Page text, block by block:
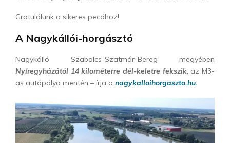
Gratulálunk a sikeres pecához!
A Nagykállói-horgásztó
Nagykálló Szabolcs-Szatmár-Bereg megyében
Nyíregyházától 14 kilométerre dél-keletre fekszik, az M3-
as autópálya mentén – írja a nagykalloihorgaszto.hu.